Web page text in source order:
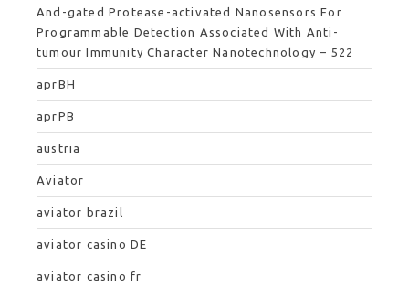
And-gated Protease-activated Nanosensors For
Programmable Detection Associated With Anti-
tumour Immunity Character Nanotechnology – 522
aprBH
aprPB
austria
Aviator
aviator brazil
aviator casino DE
aviator casino fr